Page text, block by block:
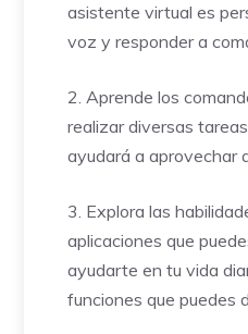
asistente virtual es
voz y responder a
2. Aprende los
realizar diversas
ayudará a aprovechar
3. Explora las
aplicaciones que
ayudarte en tu vida
funciones que puedes